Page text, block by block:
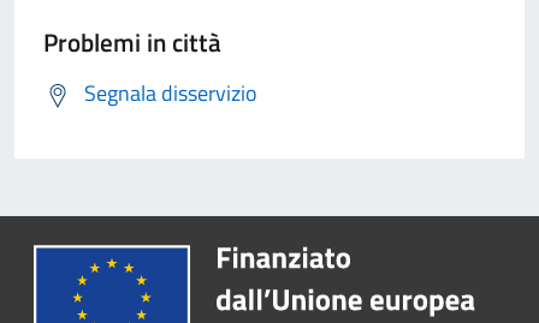
Problemi in città
Segnala disservizio